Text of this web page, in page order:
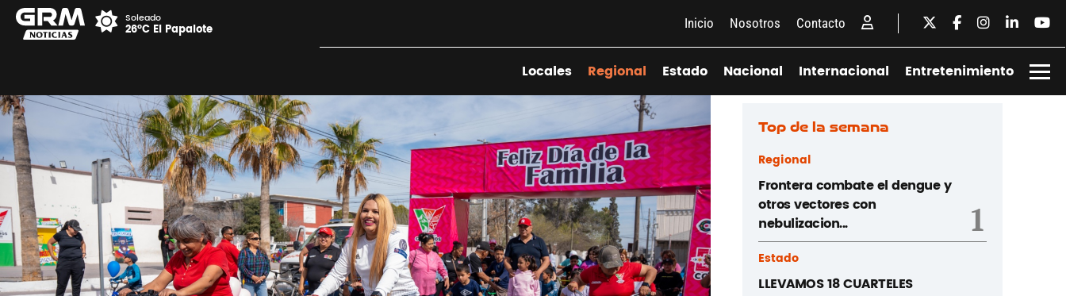
Soleado
26°C El Papalote Inicio Nosotros Contacto
Locales Regional Estado Nacional Internacional Entretenimiento
Top de la semana
Regional
Frontera combate el dengue y
otros vectores con
nebulizacion...
1
Estado
LLEVAMOS 18 CUARTELES